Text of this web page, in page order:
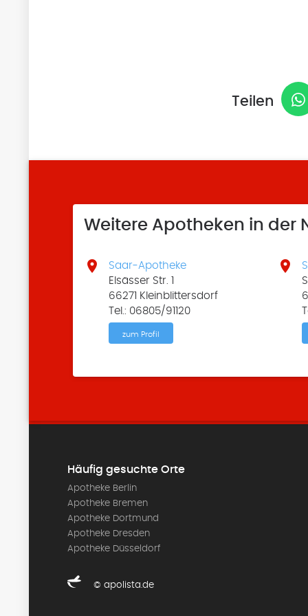
Teilen
Weitere Apotheken in der

Saar-Apotheke
Elsässer Str. 1
66271 Kleinblittersdorf
Tel.: 06805/91120
zum Profil

Häufig gesuchte Orte
Apotheke Berlin
Apotheke Bremen
Apotheke Dortmund
Apotheke Dresden
Apotheke Düsseldorf
© apolista.de